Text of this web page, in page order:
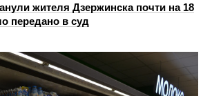
жителя Дзержинска почти на 18
передано в суд